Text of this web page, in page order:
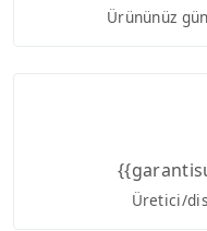
Ürününüz
Üretici/